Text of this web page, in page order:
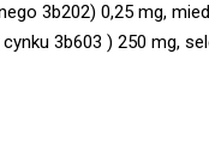
3b202) 0,25 mg,
3b603 ) 250 mg,